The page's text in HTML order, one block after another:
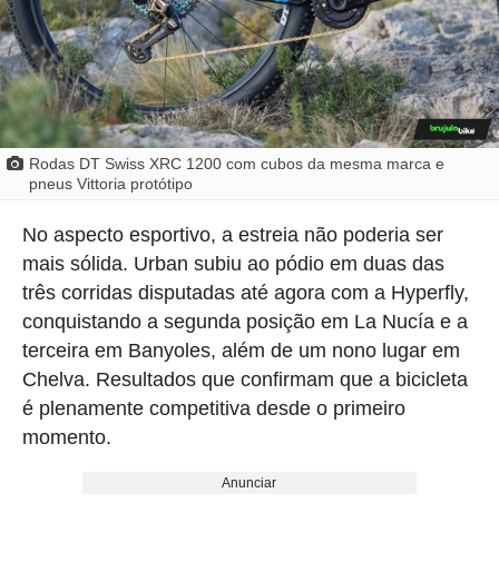
Rodas DT Swiss XRC 1200 com cubos da mesma marca e
pneus Vittoria protótipo
No aspecto esportivo, a estreia não poderia ser
mais sólida. Urban subiu ao pódio em duas das
três corridas disputadas até agora com a Hyperfly,
conquistando a segunda posição em La Nucía e a
terceira em Banyoles, além de um nono lugar em
Chelva. Resultados que confirmam que a bicicleta
é plenamente competitiva desde o primeiro
momento.
Anunciar